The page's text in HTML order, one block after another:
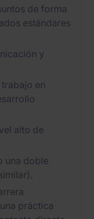
de forma
estándares
y
en
alto de
una doble
práctica